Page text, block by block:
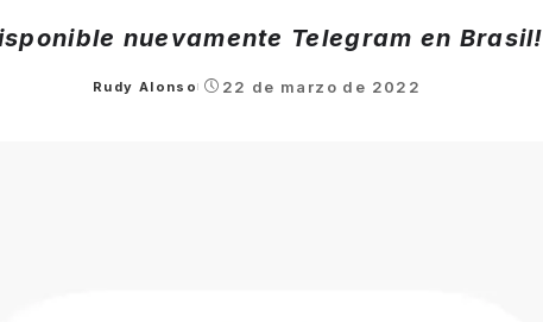
nuevamente Telegram en Brasil!
Posted
Rudy Alonso 22 de marzo de 2022